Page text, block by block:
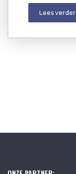
Lees verder